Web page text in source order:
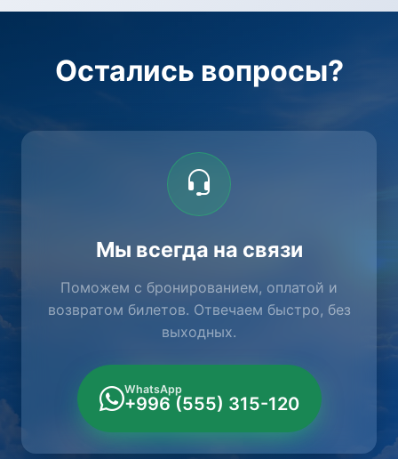
Остались вопросы?
Мы всегда на связи
Поможем с бронированием, оплатой и
возвратом билетов. Отвечаем быстро, без
выходных.
WhatsApp
+996 (555) 315-120